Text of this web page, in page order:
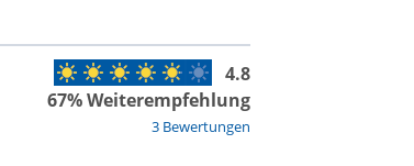
3 Bewertungen
4.8
67% Weiterempfehlung